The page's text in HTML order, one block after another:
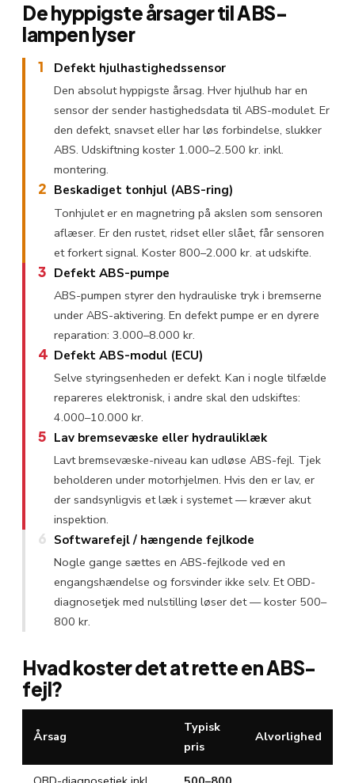
De hyppigste årsager til ABS-
lampen lyser
1
Defekt hjulhastighedssensor
Den absolut hyppigste årsag. Hver hjulhub har en
sensor der sender hastighedsdata til ABS-modulet. Er
den defekt, snavset eller har løs forbindelse, slukker
ABS. Udskiftning koster 1.000–2.500 kr. inkl.
montering.
2 Beskadiget tonhjul (ABS-ring)
Tonhjulet er en magnetring på akslen som sensoren
aflæser. Er den rustet, ridset eller slået, får sensoren
et forkert signal. Koster 800–2.000 kr. at udskifte.
3 Defekt ABS-pumpe
ABS-pumpen styrer den hydrauliske tryk i bremserne
under ABS-aktivering. En defekt pumpe er en dyrere
reparation: 3.000–8.000 kr.
4 Defekt ABS-modul (ECU)
Selve styringsenheden er defekt. Kan i nogle tilfælde
repareres elektronisk, i andre skal den udskiftes:
4.000–10.000 kr.
5 Lav bremsevæske eller hydrauliklæk
Lavt bremsevæske-niveau kan udløse ABS-fejl. Tjek
beholderen under motorhjelmen. Hvis den er lav, er
der sandsynligvis et læk i systemet — kræver akut
inspektion.
6 Softwarefejl / hængende fejlkode
Nogle gange sættes en ABS-fejlkode ved en
engangs­hændelse og forsvinder ikke selv. Et OBD-
diagnosetjek med nulstilling løser det — koster 500–
800 kr.
Hvad koster det at rette en ABS-
fejl?
Årsag
Typisk
pris
Alvorlighed